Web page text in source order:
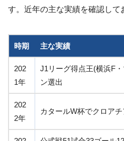
す。近年の主な実績を確認して
時期 主な実績
202
1年
J1リーグ得点王(横浜F
ン選出
202
2年
カタールW杯でクロア